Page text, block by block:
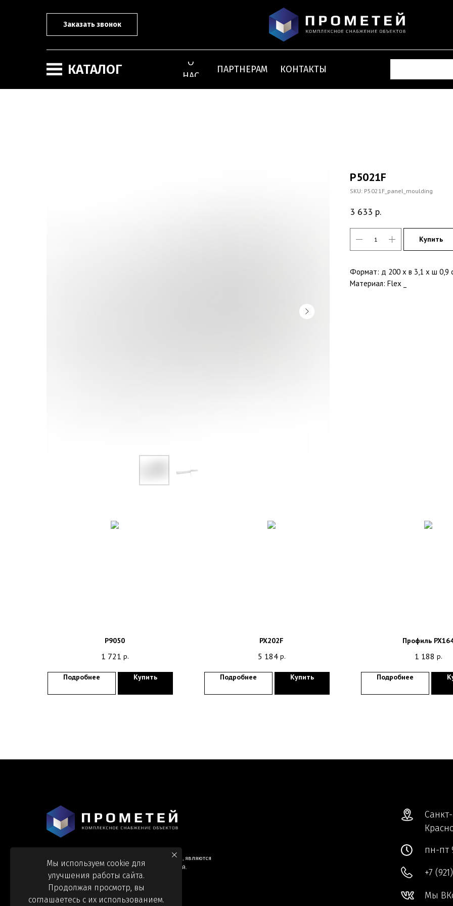
Заказать звонок
КАТАЛОГ
О
НАС
ПАРТНЕРАМ КОНТАКТЫ
P5021F
SKU: P5021F_panel_moulding
3 633 р.
Купить
Формат: д 200 x в 3,1 x ш 0,9
Материал: Flex _
P9050
1 721 р.
Подробнее Купить
PX202F
5 184 р.
Подробнее Купить
Профиль
1 188 р.
Подробнее
Информация и цены, представленные на сайте, являются
справочными и не являются публичной офертой.
Санкт-
пн-пт
+7
Мы
Мы используем cookie для
улучшения работы сайта.
Продолжая просмотр, вы
соглашаетесь с их использованием.